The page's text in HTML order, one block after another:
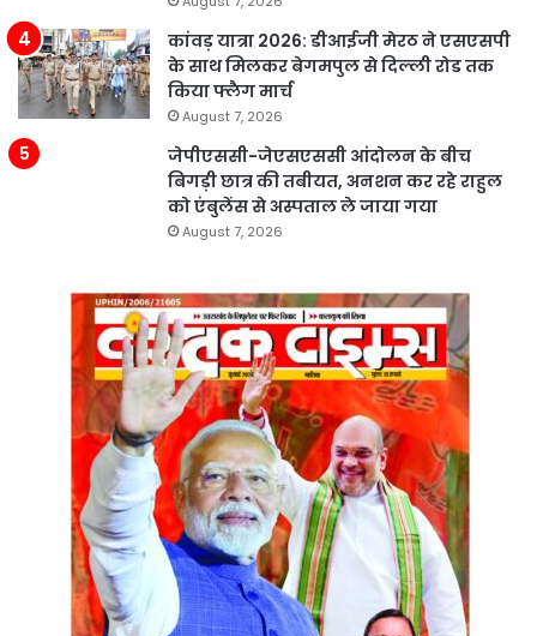
कांवड़ यात्रा 2026: डीआईजी मेरठ ने एसएसपी
के साथ मिलकर बेगमपुल से दिल्ली रोड तक
किया फ्लैग मार्च
August 7, 2026
जेपीएससी-जेएसएससी आंदोलन के बीच
बिगड़ी छात्र की तबीयत, अनशन कर रहे राहुल
को एंबुलेंस से अस्पताल ले जाया गया
August 7, 2026